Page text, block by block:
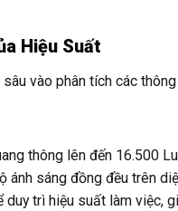
Hiệu Suất
vào phân tích các
thông lên đến 16.500
sáng đồng đều trên
duy trì hiệu suất làm việc,